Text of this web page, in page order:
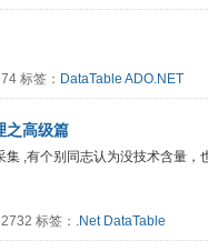
标签： DataTable ADO.NET
之高级篇
,有个别同志认为没技术含量
标签： .Net DataTable